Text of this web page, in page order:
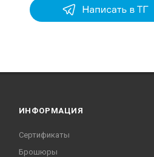
ИНФОРМАЦИЯ
Сертификаты
Брошюры